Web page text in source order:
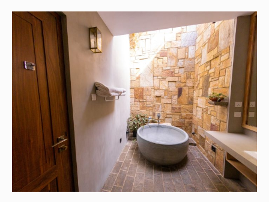
t
a
p
e
s
e
C
r
e
u
n